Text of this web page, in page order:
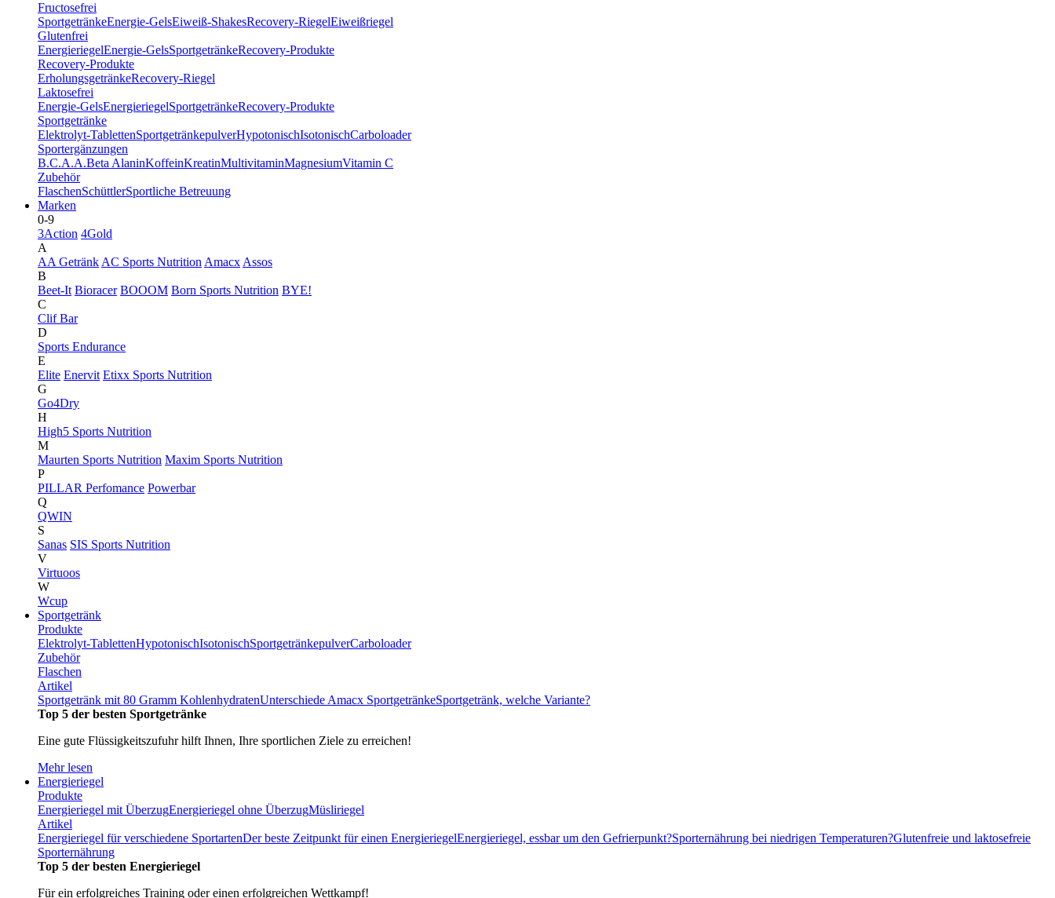
Fructosefrei
SportgetränkeEnergie-GelsEiweiß-ShakesRecovery-RiegelEiweißriegel
Glutenfrei
EnergieriegelEnergie-GelsSportgetränkeRecovery-Produkte
Recovery-Produkte
ErholungsgetränkeRecovery-Riegel
Laktosefrei
Energie-GelsEnergieriegelSportgetränkeRecovery-Produkte
Sportgetränke
Elektrolyt-TablettenSportgetränkepulverHypotonischIsotonischCarboloader
Sportergänzungen
B.C.A.A.Beta AlaninKoffeinKreatinMultivitaminMagnesiumVitamin C
Zubehör
FlaschenSchüttlerSportliche Betreuung
Marken
0-9
3Action 4Gold
A
AA Getränk AC Sports Nutrition Amacx Assos
B
Beet-It Bioracer BOOOM Born Sports Nutrition BYE!
C
Clif Bar
D
Sports Endurance
E
Elite Enervit Etixx Sports Nutrition
G
Go4Dry
H
High5 Sports Nutrition
M
Maurten Sports Nutrition Maxim Sports Nutrition
P
PILLAR Perfomance Powerbar
Q
QWIN
S
Sanas SIS Sports Nutrition
V
Virtuoos
W
Wcup
Sportgetränk
Produkte
Elektrolyt-TablettenHypotonischIsotonischSportgetränkepulverCarboloader
Zubehör
Flaschen
Artikel
Sportgetränk mit 80 Gramm KohlenhydratenUnterschiede Amacx SportgetränkeSportgetränk, welche Variante?
Top 5 der besten Sportgetränke
Eine gute Flüssigkeitszufuhr hilft Ihnen, Ihre sportlichen Ziele zu erreichen!
Mehr lesen
Energieriegel
Produkte
Energieriegel mit ÜberzugEnergieriegel ohne ÜberzugMüsliriegel
Artikel
Energieriegel für verschiedene SportartenDer beste Zeitpunkt für einen EnergieriegelEnergieriegel, essbar um den Gefrierpunkt?Sporternährung bei niedrigen Temperaturen?Glutenfreie und laktosefreie
Sporternährung
Top 5 der besten Energieriegel
Für ein erfolgreiches Training oder einen erfolgreichen Wettkampf!